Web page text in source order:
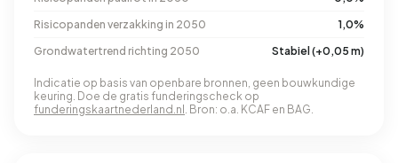
Risicopanden verzakking in 2050
1,0%
Grondwatertrend richting 2050
Stabiel (+0,05 m)
Indicatie op basis van openbare bronnen, geen bouwkundige
keuring. Doe de gratis funderingscheck op
funderingskaartnederland.nl . Bron: o.a. KCAF en BAG.